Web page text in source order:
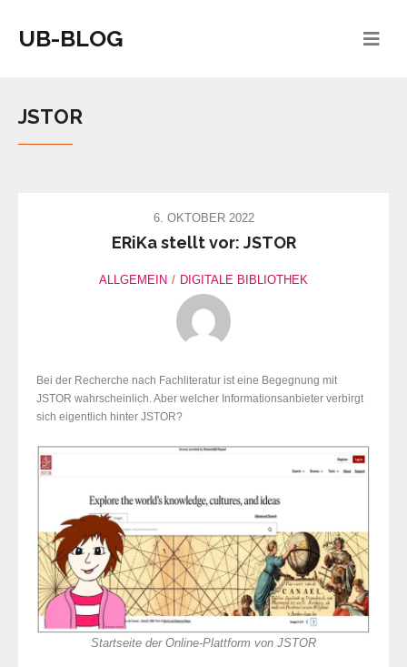
UB-BLOG
JSTOR
6. OKTOBER 2022
ERiKa stellt vor: JSTOR
ALLGEMEIN DIGITALE BIBLIOTHEK
Bei der Recherche nach Fachliteratur ist eine Begegnung mit
JSTOR wahrscheinlich. Aber welcher Informationsanbieter verbirgt
sich eigentlich hinter JSTOR?
Startseite der Online-Plattform von JSTOR